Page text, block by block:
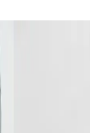
ventilation – fra
service.
af